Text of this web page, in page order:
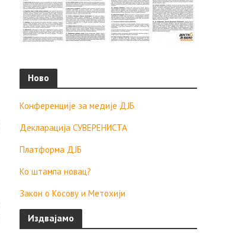
Ново
Конференције за медије ДЈБ
Декларација СУВЕРЕНИСТА
Платформа ДЈБ
Ко штампа новац?
Закон о Косову и Метохији
Издвајамо